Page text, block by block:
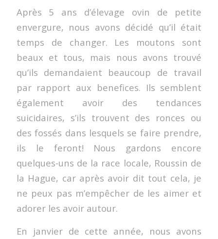
Après 5 ans d’élevage ovin de petite
envergure, nous avons décidé qu’il était
temps de changer. Les moutons sont
beaux et tous, mais nous avons trouvé
qu’ils demandaient beaucoup de travail
par rapport aux benefices. Ils semblent
également avoir des tendances
suicidaires, s’ils trouvent des ronces ou
des fossés dans lesquels se faire prendre,
ils le feront! Nous gardons encore
quelques-uns de la race locale, Roussin de
la Hague, car après avoir dit tout cela, je
ne peux pas m’empêcher de les aimer et
adorer les avoir autour.
En janvier de cette année, nous avons